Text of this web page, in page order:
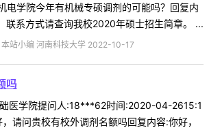
电学院今年有机械专硕调剂的可能吗？回复内
联系方式请查询我校2020年硕士招生简章。 ...
本站小编 河南科技大学 2022-10-17
吗
医学院提问人:18***62时间:2020-04-2615:1
请问贵校有校外调剂名额吗回复内容:你好，